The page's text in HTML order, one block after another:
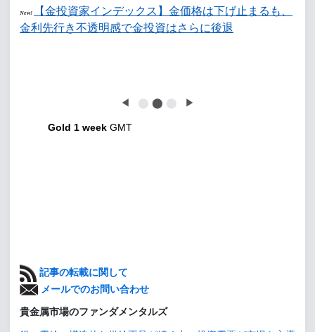
New!
【金投資家インデックス】金価格は下げ止まるも、
金利先行き不透明感で金投資はさらに後退
◀ ⬤ ⬤ ⬤ ▶
Gold 1 week GMT
記事の転載に関して
メールでのお問い合わせ
貴金属市場のファンダメンタルズ